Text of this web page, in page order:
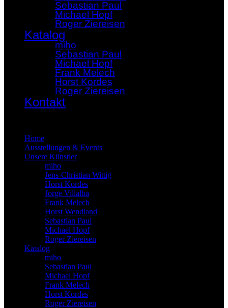
Sebastian Paul
Michael Hopf
Roger Ziereisen
Katalog
miho
Sebastian Paul
Michael Hopf
Frank Melech
Horst Kordes
Roger Ziereisen
Kontakt
Home
Ausstellungen & Events
Unsere Künstler
miho
Jens-Christian Wittig
Horst Kordes
Jorge Villalba
Frank Melech
Horst Wendland
Sebastian Paul
Michael Hopf
Roger Ziereisen
Katalog
miho
Sebastian Paul
Michael Hopf
Frank Melech
Horst Kordes
Roger Ziereisen